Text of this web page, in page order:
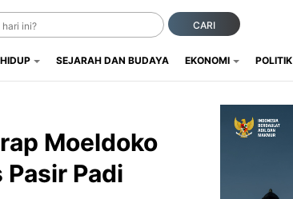
CARI
SEJARAH DAN BUDAYA EKONOMI POLITIK
Moeldoko
Padi